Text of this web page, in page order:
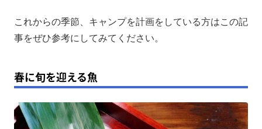
これからの季節、キャンプを計画をしている方はこの記
事をぜひ参考にしてみてください。
春に旬を迎える魚